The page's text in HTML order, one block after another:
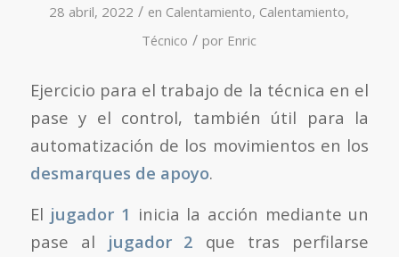
28 abril, 2022 / en Calentamiento, Calentamiento,
Técnico / por Enric
Ejercicio para el trabajo de la técnica en el
pase y el control, también útil para la
automatización de los movimientos en los
desmarques de apoyo.
El jugador 1 inicia la acción mediante un
pase al jugador 2 que tras perfilarse